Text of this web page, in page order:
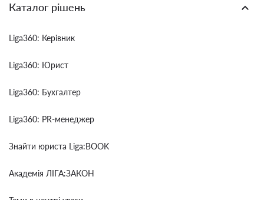
Каталог рішень
Liga360: Керівник
Liga360: Юрист
Liga360: Бухгалтер
Liga360: PR-менеджер
Знайти юриста Liga:BOOK
Академія ЛІГА:ЗАКОН